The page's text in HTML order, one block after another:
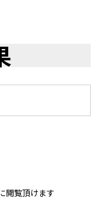
閲覧頂けます